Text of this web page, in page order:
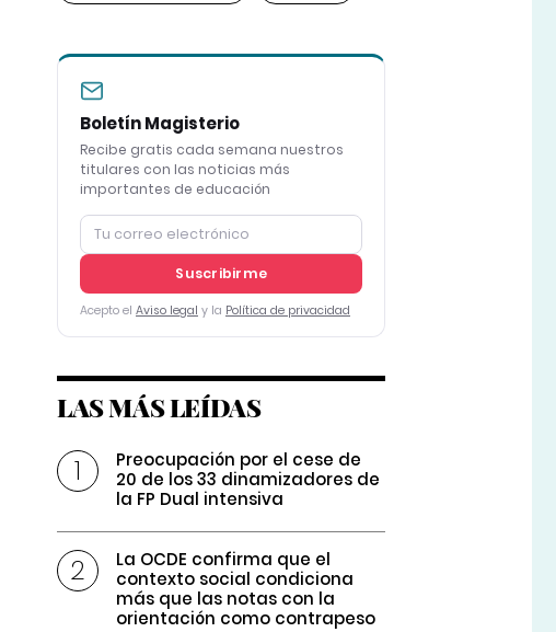
Boletín Magisterio
Recibe gratis cada semana nuestros
titulares con las noticias más
importantes de educación
Suscribirme
Acepto el Aviso legal y la Política de privacidad
LAS MÁS LEÍDAS
Preocupación por el cese de
20 de los 33 dinamizadores de
la FP Dual intensiva
La OCDE confirma que el
contexto social condiciona
más que las notas con la
orientación como contrapeso